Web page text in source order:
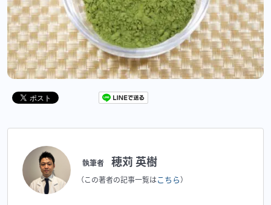
執筆者 穂苅 英樹
（この著者の記事一覧はこちら）